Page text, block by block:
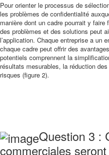
Pour orienter le processus de
les problèmes de confidentialité
manière dont un cadre pourrait y
des problèmes et des solutions peut
l’application. Chaque entreprise a un
chaque cadre peut offrir des
potentiels comprennent la
résultats mesurables, la réduction
risques (figure 2).
Question 3 :
commerciales